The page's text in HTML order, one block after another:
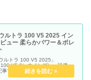
ルトラ 100 V5 2025 イン
ュー 柔らかパワー＆ボレ
ルトラ 100 V5 2025」
100 V5.0）のインプレ・評価・
です。